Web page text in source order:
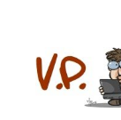
contenuto